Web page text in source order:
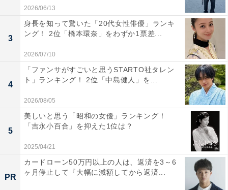
／埼玉県）、「神奈川県の中で1番の都会だから格好い
い」（40代男性／神奈川県）、「港町として歴史と文化
があり、街の雰囲気もおしゃれで親しみやすい。響きも
短く、ナンバープレートにすると映えそうだからです」
（20代男性／静岡県）、「ヨコハマは認知度の高さは全
国的で国際的」（50代回答しない／大阪府）といったコ
※コメントは全て原文ママです
この記事の執筆者： 斉藤 雄二
2026/06/13
3
身長を知って驚いた「20代女性俳優」ランキ
ング！ 2位「橋本環奈」をわずか1票差...
2026/07/10
4
「ファンサがすごいと思うSTARTO社タレン
ト」ランキング！ 2位「中島健人」を...
2026/08/05
5
美しいと思う「昭和の女優」ランキング！
「吉永小百合」を抑えた1位は？
2025/04/21
PR
カードローン50万円以上の人は、返済を3～6
ヶ月停止して『大幅に減額してから返済...